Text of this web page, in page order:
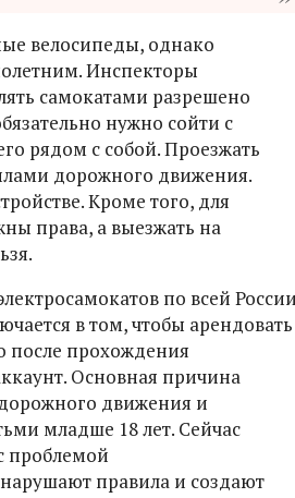
велосипеды, однако
Инспекторы
самокатами разрешено
нужно сойти с
рядом с собой. Проезжать
дорожного движения.
Кроме того, для
права, а выезжать на
по всей России
в том, чтобы арендовать
после прохождения
Основная причина
движения и
младше 18 лет. Сейчас
проблемой
правила и создают